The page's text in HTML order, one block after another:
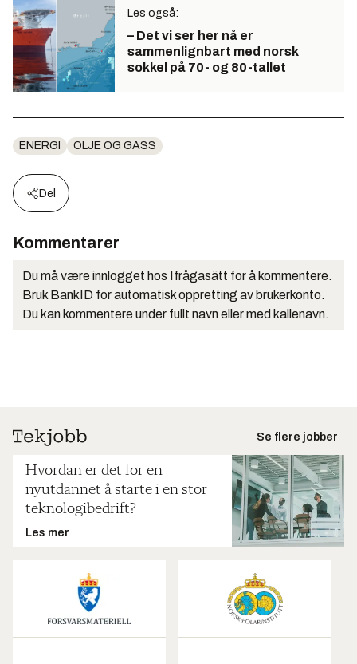
Les også:
– Det vi ser her nå er
sammenlignbart med norsk
sokkel på 70- og 80-tallet
ENERGI OLJE OG GASS
Del
Kommentarer
Du må være innlogget hos Ifrågasätt for å kommentere.
Bruk BankID for automatisk oppretting av brukerkonto.
Du kan kommentere under fullt navn eller med kallenavn.
Se flere jobber
Hvordan er det for en
nyutdannet å starte i en stor
teknologibedrift?
Les mer